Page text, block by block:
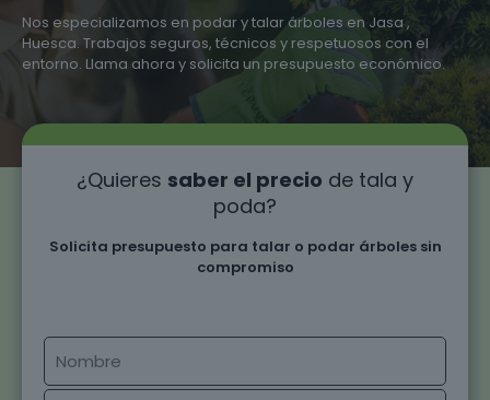
Nos especializamos en podar y talar árboles en Jasa ,
Huesca. Trabajos seguros, técnicos y respetuosos con el
entorno. Llama ahora y solicita un presupuesto económico.
¿Quieres saber el precio de tala y
poda?
Solicita presupuesto para talar o podar árboles sin
compromiso